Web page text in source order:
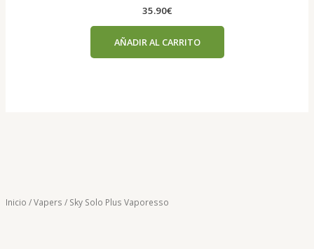
Inicio /Vapers / Sky Solo Plus Vaporesso
35.90€
AÑADIR AL CARRITO